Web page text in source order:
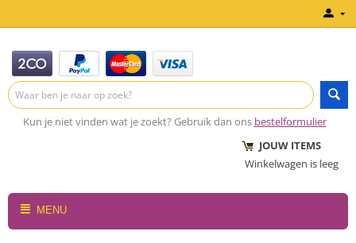
Kun je niet vinden wat je zoekt? Gebruik dan ons bestelformulier
JOUW ITEMS
Winkelwagen is leeg
MENU